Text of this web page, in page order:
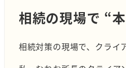
相続の現場で “
相続対策の現場で、クライ